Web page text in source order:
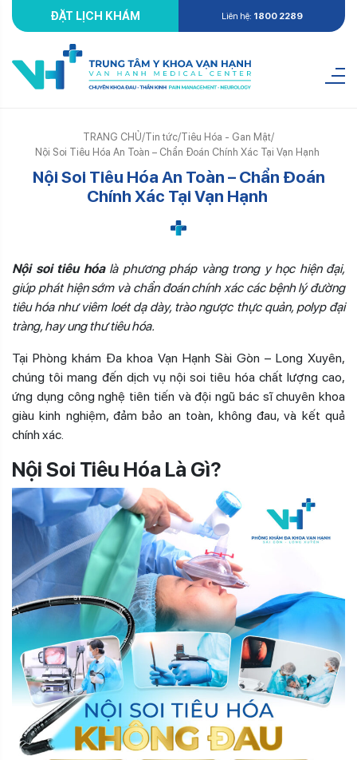
ĐẶT LỊCH KHÁM Liên hệ: 1800 2289
TRANG CHỦ/Tin tức/Tiêu Hóa - Gan Mật/
Nội Soi Tiêu Hóa An Toàn – Chẩn Đoán Chính Xác Tại Vạn Hạnh
Nội Soi Tiêu Hóa An Toàn – Chẩn Đoán
Chính Xác Tại Vạn Hạnh
Nội soi tiêu hóalà phương pháp vàng trong y học hiện đại,
giúp phát hiện sớm và chẩn đoán chính xác các bệnh lý đường
tiêu hóa như viêm loét dạ dày, trào ngược thực quản, polyp đại
tràng, hay ung thư tiêu hóa.
Tại Phòng khám Đa khoa Vạn Hạnh Sài Gòn – Long Xuyên,
chúng tôi mang đến dịch vụ nội soi tiêu hóa chất lượng cao,
ứng dụng công nghệ tiên tiến và đội ngũ bác sĩ chuyên khoa
giàu kinh nghiệm, đảm bảo an toàn, không đau, và kết quả
chính xác.
Nội Soi Tiêu Hóa Là Gì?